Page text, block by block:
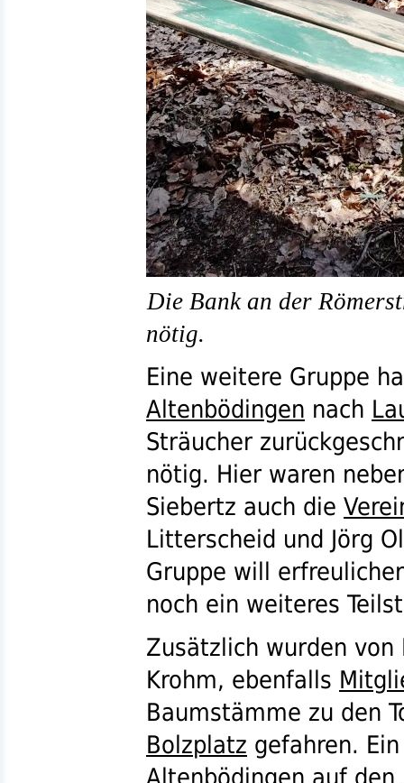
Die Bank an der
nötig.
Eine weitere Gruppe
Altenbödingen nach
Sträucher
nötig. Hier waren
Siebertz auch die
Litterscheid und Jörg
Gruppe will
noch ein weiteres
Zusätzlich wurden von
Krohm, ebenfalls
Baumstämme zu den
Bolzplatz gefahren.
Altenbödingen auf den